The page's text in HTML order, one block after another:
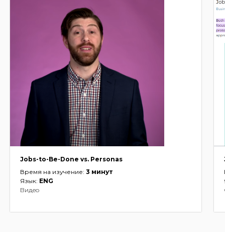
Jobs-to-Be-Done vs. Personas
Время на изучение: 3 минут
Язык: ENG
Видео